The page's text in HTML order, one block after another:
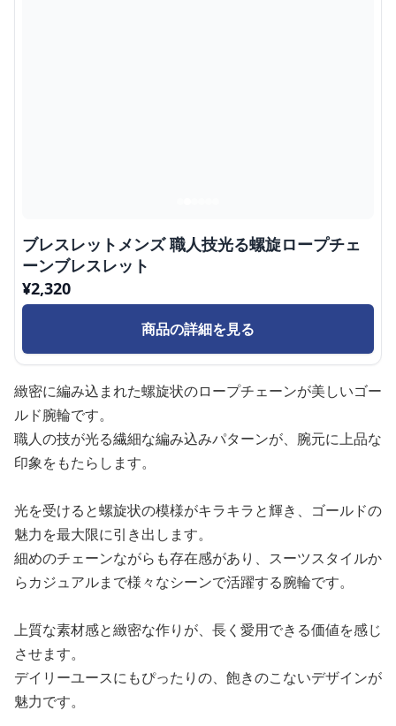
ブレスレットメンズ 職人技光る螺旋ロープチェ
ーンブレスレット
¥2,320
商品の詳細を見る
緻密に編み込まれた螺旋状のロープチェーンが美しいゴー
ルド腕輪です。
職人の技が光る繊細な編み込みパターンが、腕元に上品な
印象をもたらします。
光を受けると螺旋状の模様がキラキラと輝き、ゴールドの
魅力を最大限に引き出します。
細めのチェーンながらも存在感があり、スーツスタイルか
らカジュアルまで様々なシーンで活躍する腕輪です。
上質な素材感と緻密な作りが、長く愛用できる価値を感じ
させます。
デイリーユースにもぴったりの、飽きのこないデザインが
魅力です。